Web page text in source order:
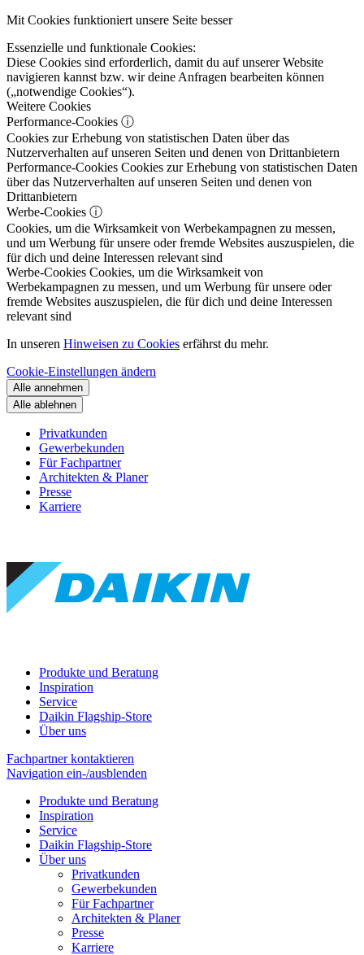
Mit Cookies funktioniert unsere Seite besser
Essenzielle und funktionale Cookies:
Diese Cookies sind erforderlich, damit du auf unserer Website
navigieren kannst bzw. wir deine Anfragen bearbeiten können
(„notwendige Cookies“).
Weitere Cookies
Performance-Cookies ⓘ
Cookies zur Erhebung von statistischen Daten über das
Nutzerverhalten auf unseren Seiten und denen von Drittanbietern
Performance-Cookies Cookies zur Erhebung von statistischen Daten
über das Nutzerverhalten auf unseren Seiten und denen von
Drittanbietern
Werbe-Cookies ⓘ
Cookies, um die Wirksamkeit von Werbekampagnen zu messen,
und um Werbung für unsere oder fremde Websites auszuspielen, die
für dich und deine Interessen relevant sind
Werbe-Cookies Cookies, um die Wirksamkeit von
Werbekampagnen zu messen, und um Werbung für unsere oder
fremde Websites auszuspielen, die für dich und deine Interessen
relevant sind
In unseren Hinweisen zu Cookies erfährst du mehr.
Cookie-Einstellungen ändern
Alle annehmen
Alle ablehnen
Privatkunden
Gewerbekunden
Für Fachpartner
Architekten & Planer
Presse
Karriere
Produkte und Beratung
Inspiration
Service
Daikin Flagship-Store
Über uns
Fachpartner kontaktieren
Navigation ein-/ausblenden
Produkte und Beratung
Inspiration
Service
Daikin Flagship-Store
Über uns
Privatkunden
Gewerbekunden
Für Fachpartner
Architekten & Planer
Presse
Karriere